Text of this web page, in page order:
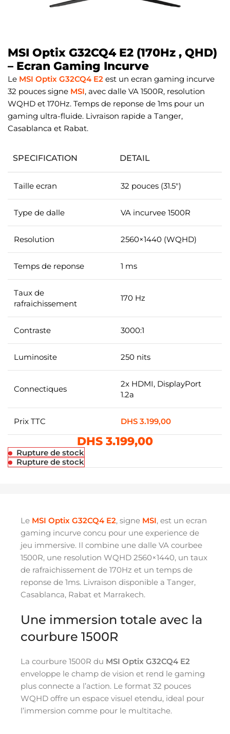
MSI Optix G32CQ4 E2 (170Hz , QHD)
– Ecran Gaming Incurve
Le MSI Optix G32CQ4 E2 est un ecran gaming incurve
32 pouces signe MSI, avec dalle VA 1500R, resolution
WQHD et 170Hz. Temps de reponse de 1ms pour un
gaming ultra-fluide. Livraison rapide a Tanger,
Casablanca et Rabat.
SPECIFICATION DETAIL
Taille ecran 32 pouces (31.5″)
Type de dalle VA incurvee 1500R
Resolution 2560×1440 (WQHD)
Temps de reponse 1 ms
Taux de
rafraichissement
170 Hz
Contraste 3000:1
Luminosite 250 nits
Connectiques
2x HDMI, DisplayPort
1.2a
Prix TTC DHS 3.199,00
DHS3.199,00
Rupture de stock
Rupture de stock
Le MSI Optix G32CQ4 E2, signe MSI, est un ecran
gaming incurve concu pour une experience de
jeu immersive. Il combine une dalle VA courbee
1500R, une resolution WQHD 2560×1440, un taux
de rafraichissement de 170Hz et un temps de
reponse de 1ms. Livraison disponible a Tanger,
Casablanca, Rabat et Marrakech.
Une immersion totale avec la
courbure 1500R
La courbure 1500R du MSI Optix G32CQ4 E2
enveloppe le champ de vision et rend le gaming
plus connecte a l’action. Le format 32 pouces
WQHD offre un espace visuel etendu, ideal pour
l’immersion comme pour le multitache.